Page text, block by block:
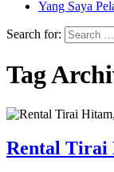
Yang Saya
Search for:
Tag
Rental Tirai